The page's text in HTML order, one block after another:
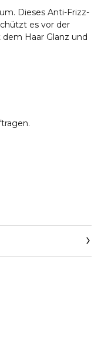
Dieses Anti-Frizz-
es vor der
Haar Glanz und